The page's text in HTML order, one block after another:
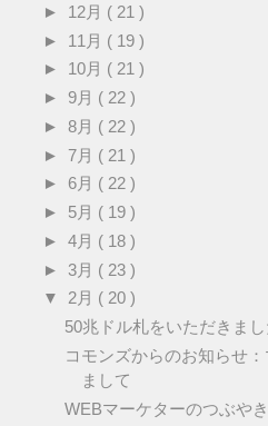
► 12月 ( 21 )
► 11月 ( 19 )
► 10月 ( 21 )
► 9月 ( 22 )
► 8月 ( 22 )
► 7月 ( 21 )
► 6月 ( 22 )
► 5月 ( 19 )
► 4月 ( 18 )
► 3月 ( 23 )
▼ 2月 ( 20 )
50兆ドル札をいただきまし
コモンズからのお知らせ
まして
WEBマーケターのつぶや